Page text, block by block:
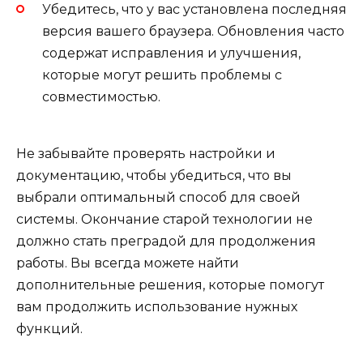
Убедитесь, что у вас установлена последняя
версия вашего браузера. Обновления часто
содержат исправления и улучшения,
которые могут решить проблемы с
совместимостью.
Не забывайте проверять настройки и
документацию, чтобы убедиться, что вы
выбрали оптимальный способ для своей
системы. Окончание старой технологии не
должно стать преградой для продолжения
работы. Вы всегда можете найти
дополнительные решения, которые помогут
вам продолжить использование нужных
функций.